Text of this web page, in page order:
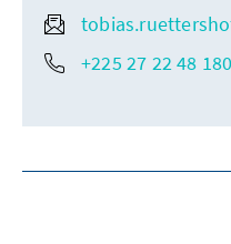
+225 27 22 48